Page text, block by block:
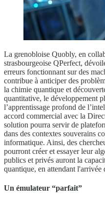
La grenobloise Quobly, en
strasbourgeoise QPerfect,
erreurs fonctionnant sur des
contribue à anticiper des
la chimie quantique et
quantitative, le développement
l’apprentissage profond de
accord commercial avec la
solution pourra servir de
dans des contextes souverains
informatique. Ainsi, des
pourront créer et essayer leur
publics et privés auront la
quantique, en attendant l'arrivée
Un émulateur “parfait”